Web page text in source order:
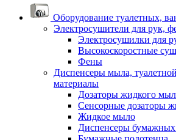
Оборудование туалетных,
Электросушители для рук,
Электросушилки для
Высокоскоростные
Фены
Диспенсеры мыла,
материалы
Дозаторы жидкого
Сенсорные дозаторы
Жидкое мыло
Диспенсеры бумажных